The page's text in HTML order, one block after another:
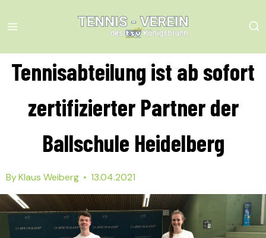
to
Tennisabteilung ist ab sofort
zertifizierter Partner der
Ballschule Heidelberg
ByKlaus Weiberg 13.04.2021